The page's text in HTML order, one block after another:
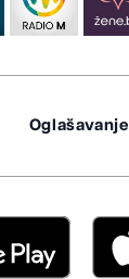
Oglašavanje